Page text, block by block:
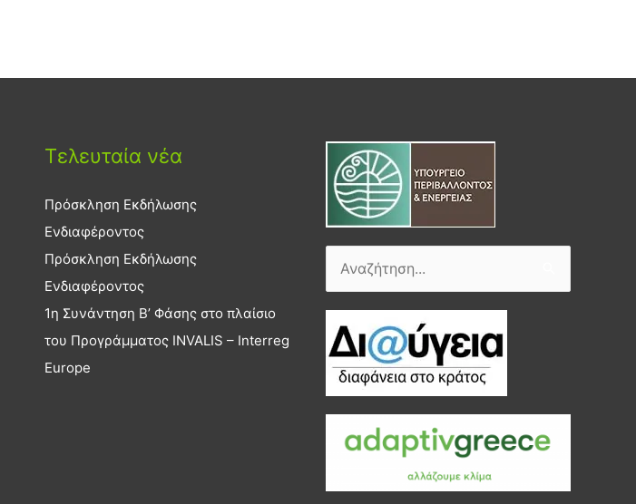
Τελευταία νέα
Πρόσκληση Εκδήλωσης
Ενδιαφέροντος
Πρόσκληση Εκδήλωσης
Ενδιαφέροντος
1η Συνάντηση Β’ Φάσης στο πλαίσιο
του Προγράμματος INVALIS – Interreg
Europe
Αναζήτηση